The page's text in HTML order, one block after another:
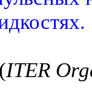
ITER